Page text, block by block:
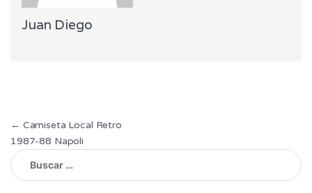
Juan Diego
Navegación
de
entradas
← Camiseta Local Retro
1987-88 Napoli
Buscar: